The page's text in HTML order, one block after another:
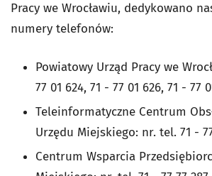
Pracy we Wrocławiu, dedykowano
numery telefonów:
Powiatowy Urząd Pracy we
77 01 624, 71 - 77 01 626, 71 - 77
Teleinformatyczne Centrum
Urzędu Miejskiego: nr. tel. 71 -
Centrum Wsparcia